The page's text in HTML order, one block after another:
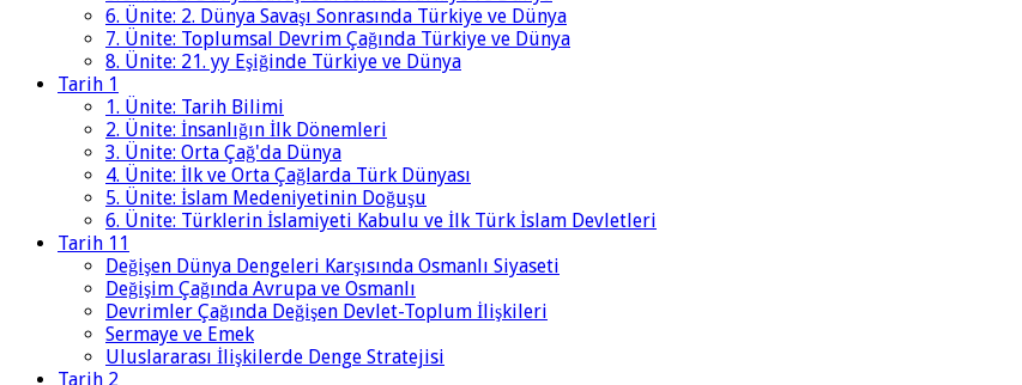
6. Ünite: 2. Dünya Savaşı Sonrasında Türkiye ve Dünya
7. Ünite: Toplumsal Devrim Çağında Türkiye ve Dünya
8. Ünite: 21. yy Eşiğinde Türkiye ve Dünya
Tarih 1
1. Ünite: Tarih Bilimi
2. Ünite: İnsanlığın İlk Dönemleri
3. Ünite: Orta Çağ'da Dünya
4. Ünite: İlk ve Orta Çağlarda Türk Dünyası
5. Ünite: İslam Medeniyetinin Doğuşu
6. Ünite: Türklerin İslamiyeti Kabulu ve İlk Türk İslam Devletleri
Tarih 11
Değişen Dünya Dengeleri Karşısında Osmanlı Siyaseti
Değişim Çağında Avrupa ve Osmanlı
Devrimler Çağında Değişen Devlet-Toplum İlişkileri
Sermaye ve Emek
Uluslararası İlişkilerde Denge Stratejisi
Tarih 2